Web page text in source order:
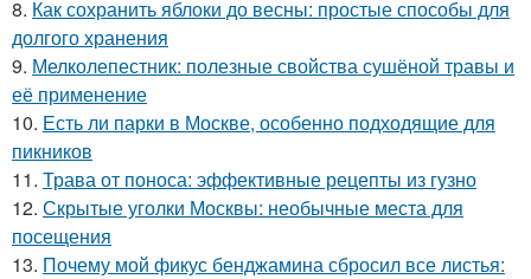
8. Как сохранить яблоки до весны: простые способы для
долгого хранения
9. Мелколепестник: полезные свойства сушёной травы и
её применение
10. Есть ли парки в Москве, особенно подходящие для
пикников
11. Трава от поноса: эффективные рецепты из гузно
12. Скрытые уголки Москвы: необычные места для
посещения
13. Почему мой фикус бенджамина сбросил все листья: